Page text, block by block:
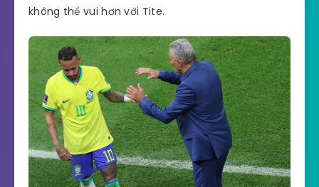
không thể vui hơn với Tite.